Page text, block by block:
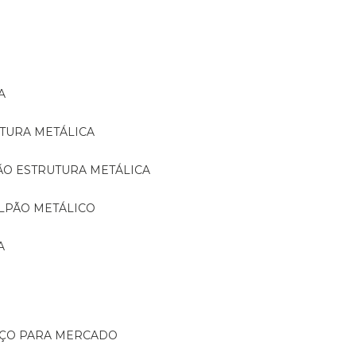
METÁLICA
ESTRUTURA METÁLICA
METÁLICO
PARA MERCADO